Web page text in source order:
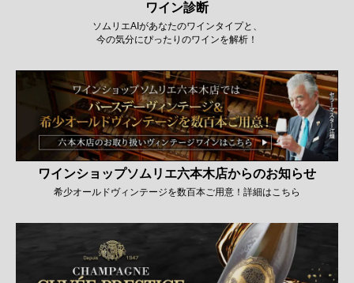
ワイン診断
ソムリエAIがあなたのワインタイプと、
今の気分にぴったりのワインを解析！
ワインショップソムリエ六本木店からのお知らせ
希少オールドヴィンテージを数百本ご用意！詳細はこちら